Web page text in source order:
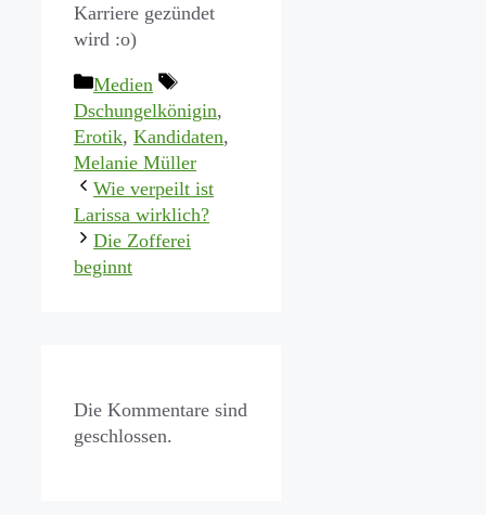
Karriere gezündet
wird :o)
Kategorien
Medien
Schlagwörter
Dschungelkönigin,
Erotik, Kandidaten,
Melanie Müller
Wie verpeilt ist
Larissa wirklich?
Die Zofferei
beginnt
Die Kommentare sind
geschlossen.